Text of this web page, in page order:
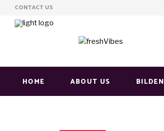
CONTACT US
HOME ABOUT US BILDEN